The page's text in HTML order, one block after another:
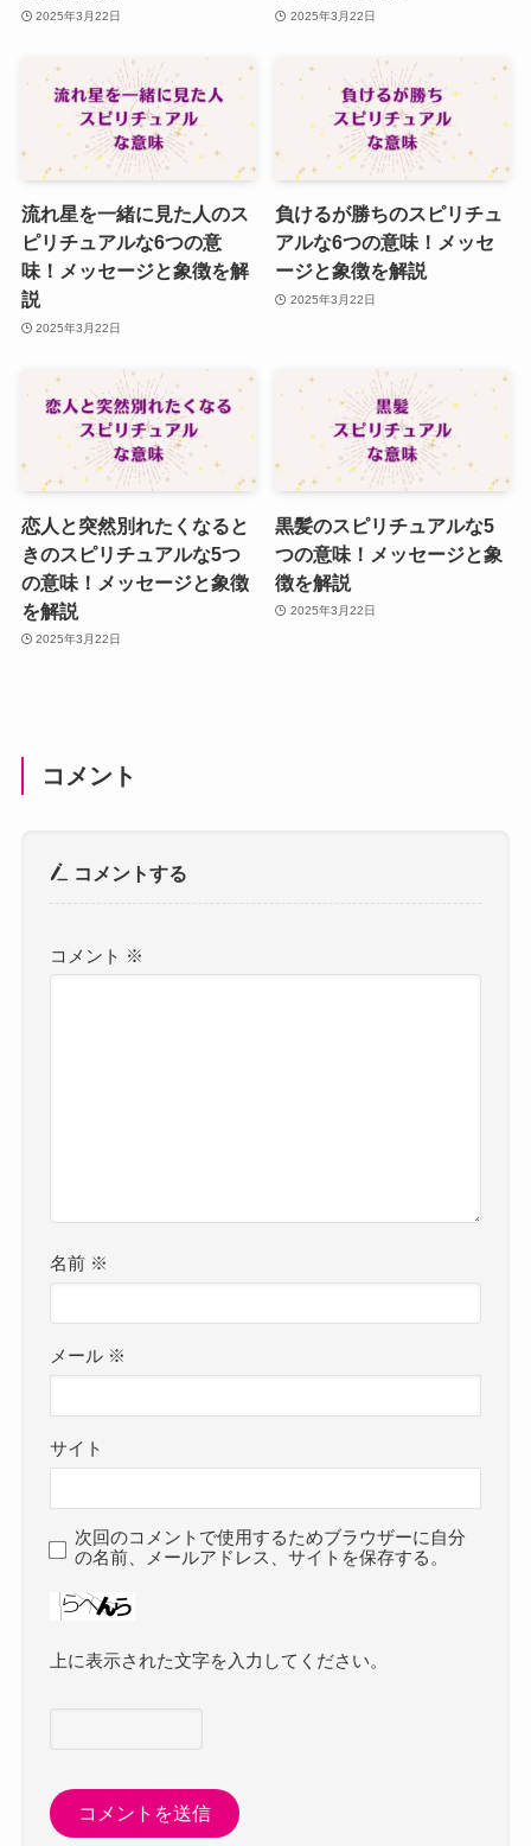
2025年3月22日 2025年3月22日
流れ星を一緒に見た人のス
ピリチュアルな6つの意
味！メッセージと象徴を解
説
2025年3月22日
負けるが勝ちのスピリチュ
アルな6つの意味！メッセ
ージと象徴を解説
2025年3月22日
恋人と突然別れたくなると
きのスピリチュアルな5つ
の意味！メッセージと象徴
を解説
2025年3月22日
黒髪のスピリチュアルな5
つの意味！メッセージと象
徴を解説
2025年3月22日
コメント
コメントする
コメント ※
名前 ※
メール ※
サイト
次回のコメントで使用するためブラウザーに自分
の名前、メールアドレス、サイトを保存する。
上に表示された文字を入力してください。